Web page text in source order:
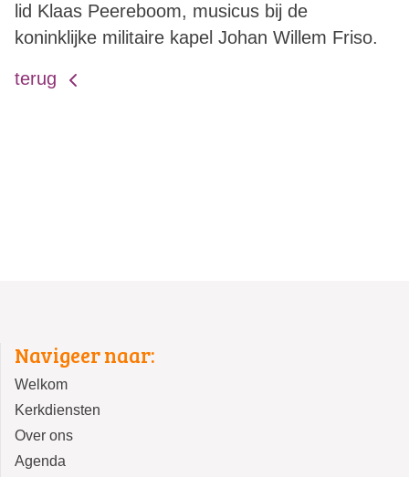
lid Klaas Peereboom, musicus bij de
koninklijke militaire kapel Johan Willem Friso.
terug
Navigeer naar:
Welkom
Kerkdiensten
Over ons
Agenda